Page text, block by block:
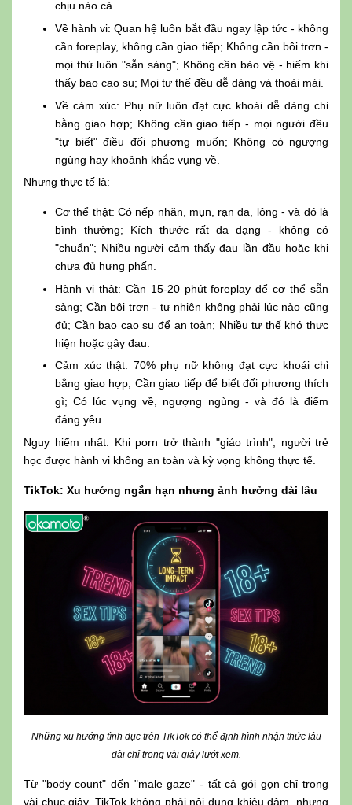
chịu nào cả.
Về hành vi: Quan hệ luôn bắt đầu ngay lập tức - không
cần foreplay, không cần giao tiếp; Không cần bôi trơn -
mọi thứ luôn "sẵn sàng"; Không cần bảo vệ - hiếm khi
thấy bao cao su; Mọi tư thế đều dễ dàng và thoải mái.
Về cảm xúc: Phụ nữ luôn đạt cực khoái dễ dàng chỉ
bằng giao hợp; Không cần giao tiếp - mọi người đều
"tự biết" điều đối phương muốn; Không có ngượng
ngùng hay khoảnh khắc vụng về.
Nhưng thực tế là:
Cơ thể thật: Có nếp nhăn, mụn, rạn da, lông - và đó là
bình thường; Kích thước rất đa dạng - không có
"chuẩn"; Nhiều người cảm thấy đau lần đầu hoặc khi
chưa đủ hưng phấn.
Hành vi thật: Cần 15-20 phút foreplay để cơ thể sẵn
sàng; Cần bôi trơn - tự nhiên không phải lúc nào cũng
đủ; Cần bao cao su để an toàn; Nhiều tư thế khó thực
hiện hoặc gây đau.
Cảm xúc thật: 70% phụ nữ không đạt cực khoái chỉ
bằng giao hợp; Cần giao tiếp để biết đối phương thích
gì; Có lúc vụng về, ngượng ngùng - và đó là điểm
đáng yêu.
Nguy hiểm nhất: Khi porn trở thành "giáo trình", người trẻ
học được hành vi không an toàn và kỳ vọng không thực tế.
TikTok: Xu hướng ngắn hạn nhưng ảnh hưởng dài lâu
Những xu hướng tình dục trên TikTok có thể định hình nhận thức lâu
dài chỉ trong vài giây lướt xem.
Từ "body count" đến "male gaze" - tất cả gói gọn chỉ trong
vài chục giây. TikTok không phải nội dung khiêu dâm, nhưng